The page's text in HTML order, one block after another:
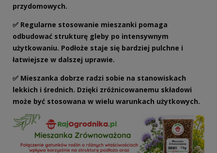
przydomowych.
✅ Regularne stosowanie mieszanki pomaga
odbudować strukturę gleby po intensywnym
użytkowaniu. Podłoże staje się bardziej pulchne i
łatwiejsze w dalszej uprawie.
✅ Mieszanka dobrze radzi sobie na stanowiskach
lekkich i średnich. Dzięki zróżnicowanemu składowi
może być stosowana w wielu warunkach użytkowych.